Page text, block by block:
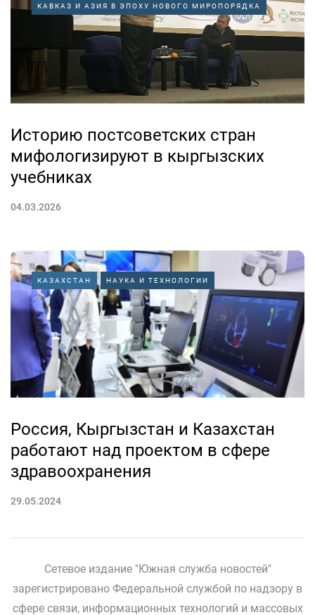
КАВКАЗ И АЗИЯ В ЭПОХУ НОВОГО МИРОПОРЯДКА
Историю постсоветских стран
мифологизируют в кыргызских
учебниках
04.03.2026
КАЗАХСТАН НАУКА И ТЕХНОЛОГИИ
Россия, Кыргызстан и Казахстан
работают над проектом в сфере
здравоохранения
29.05.2024
Сетевое издание "Южная служба новостей"
зарегистрировано Федеральной службой по надзору в
сфере связи, информационных технологий и массовых